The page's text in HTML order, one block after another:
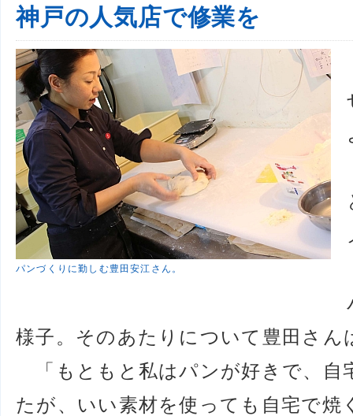
神戸の人気店で修業を
パンづくりに勤しむ豊田安江さん。
様子。そのあたりについて豊田さん
「もともと私はパンが好きで、自
たが、いい素材を使っても自宅で焼